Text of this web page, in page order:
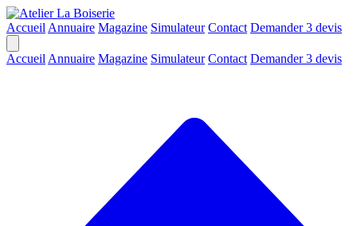
Accueil Annuaire Magazine Simulateur Contact Demander 3 devis
Accueil Annuaire Magazine Simulateur Contact Demander 3 devis